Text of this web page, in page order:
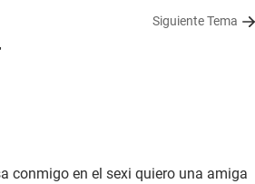
Siguiente Tema
conmigo en el sexi quiero una amiga